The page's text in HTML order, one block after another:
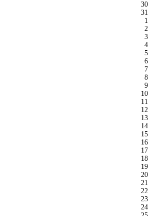
30
31
1
2
3
4
5
6
7
8
9
10
11
12
13
14
15
16
17
18
19
20
21
22
23
24